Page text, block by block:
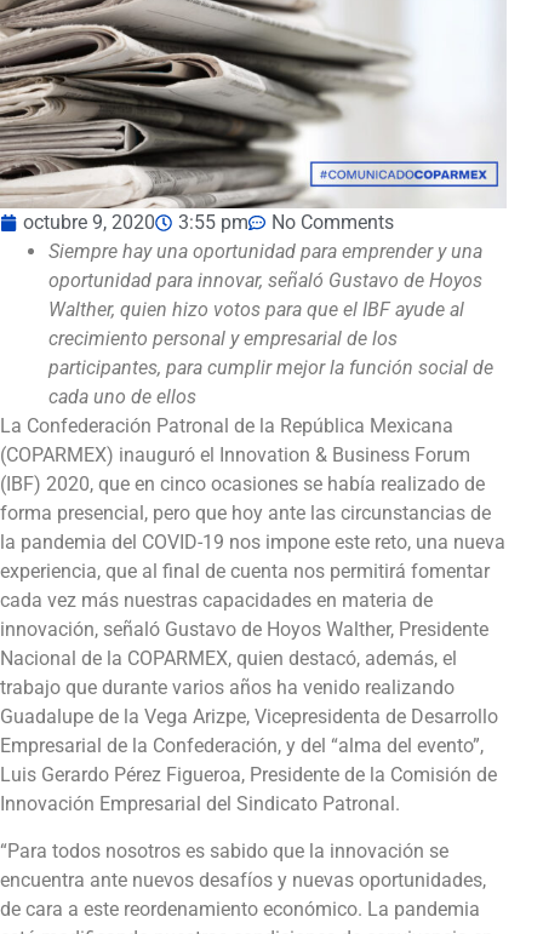
octubre 9, 2020 3:55 pm
No Comments
Siempre hay una oportunidad para emprender y una
oportunidad para innovar, señaló Gustavo de Hoyos
Walther, quien hizo votos para que el IBF ayude al
crecimiento personal y empresarial de los
participantes, para cumplir mejor la función social de
cada uno de ellos
La Confederación Patronal de la República Mexicana
(COPARMEX) inauguró el Innovation & Business Forum
(IBF) 2020, que en cinco ocasiones se había realizado de
forma presencial, pero que hoy ante las circunstancias de
la pandemia del COVID-19 nos impone este reto, una nueva
experiencia, que al final de cuenta nos permitirá fomentar
cada vez más nuestras capacidades en materia de
innovación, señaló Gustavo de Hoyos Walther, Presidente
Nacional de la COPARMEX, quien destacó, además, el
trabajo que durante varios años ha venido realizando
Guadalupe de la Vega Arizpe, Vicepresidenta de Desarrollo
Empresarial de la Confederación, y del “alma del evento”,
Luis Gerardo Pérez Figueroa, Presidente de la Comisión de
Innovación Empresarial del Sindicato Patronal.
“Para todos nosotros es sabido que la innovación se
encuentra ante nuevos desafíos y nuevas oportunidades,
de cara a este reordenamiento económico. La pandemia